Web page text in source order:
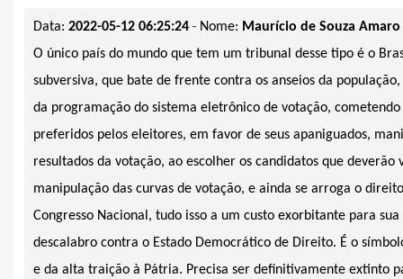
Data: 2022-05-12 06:25:24 - Nome: Maurício de Souza Amaro
O único país do mundo que tem um tribunal desse tipo é o
subversiva, que bate de frente contra os anseios da
da programação do sistema eletrônico de votação, cometendo
preferidos pelos eleitores, em favor de seus apaniguados,
resultados da votação, ao escolher os candidatos que
manipulação das curvas de votação, e ainda se arroga o
Congresso Nacional, tudo isso a um custo exorbitante para
descalabro contra o Estado Democrático de Direito. É o
e da alta traição à Pátria. Precisa ser definitivamente extinto